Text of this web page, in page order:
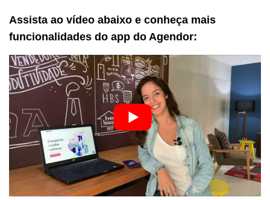
Assista ao vídeo abaixo e conheça mais
funcionalidades do app do Agendor: